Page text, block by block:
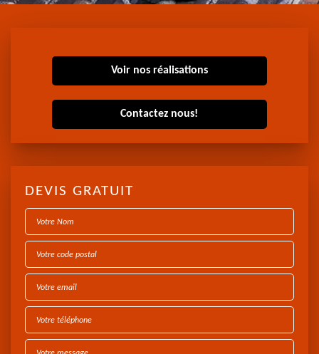
Voir nos réalisations
Contactez nous!
DEVIS GRATUIT